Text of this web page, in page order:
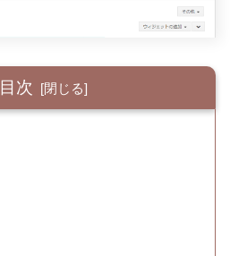
目次